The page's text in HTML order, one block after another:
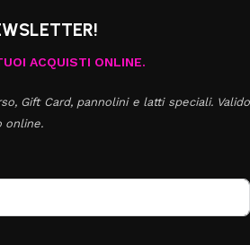
ACQUISTI ONLINE.
Gift Card, pannolini e latti speciali. Valido
online.